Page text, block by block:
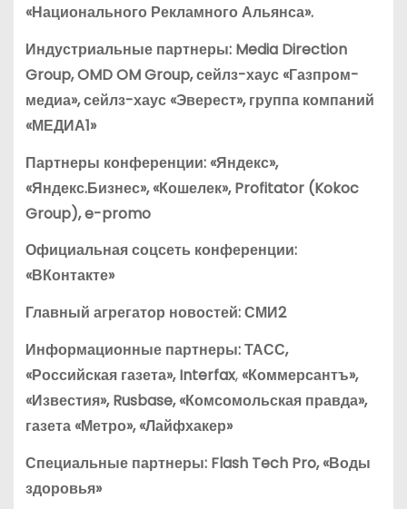
«Национального Рекламного Альянса».
Индустриальные партнеры: Media Direction
Group,OMD OM Group,сейлз-хаус «Газпром-
медиа»,сейлз-хаус «Эверест», группа компаний
«МЕДИА1»
Партнеры конференции:«Яндекс»,
«Яндекс.Бизнес»,«Кошелек», Profitator (Kokoc
Group),e-promo
Официальная соцсеть конференции:
«ВКонтакте»
Главный агрегатор новостей:СМИ2
Информационные партнеры:ТАСС,
«Российская газета», Interfax,«Коммерсантъ»,
«Известия», Rusbase,«Комсомольская правда»,
газета «Метро»,«Лайфхакер»
Специальные партнеры: Flash Tech Pro,«Воды
здоровья»